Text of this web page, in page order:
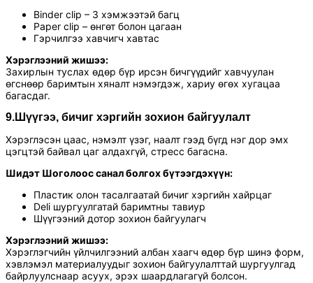
Binder clip – 3 хэмжээтэй багц
Paper clip – өнгөт болон цагаан
Гэрчилгээ хавчигч хавтас
Хэрэглээний жишээ:
Захирлын туслах өдөр бүр ирсэн бичгүүдийг хавчуулан
өгснөөр баримтын хяналт нэмэгдэж, хариу өгөх хугацаа
багасдаг.
9.Шүүгээ, бичиг хэргийн зохион байгуулалт
Хэрэглэсэн цаас, нэмэлт үзэг, наалт гээд бүгд нэг дор эмх
цэгцтэй байвал цаг алдахгүй, стресс багасна.
Шидэт Шоголоос санал болгох бүтээгдэхүүн:
Пластик олон тасалгаатай бичиг хэргийн хайрцаг
Deli шургуулгатай баримтны тавиур
Шүүгээний дотор зохион байгуулагч
Хэрэглээний жишээ:
Хэрэглэгчийн үйлчилгээний албан хаагч өдөр бүр шинэ форм,
хэвлэмэл материалуудыг зохион байгуулалттай шургуулгад
байрлуулснаар асуух, эрэх шаардлагагүй болсон.